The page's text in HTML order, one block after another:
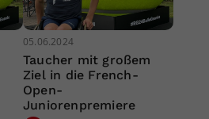
05.06.2024
Taucher mit großem
Ziel in die French-
Open-
Juniorenpremiere